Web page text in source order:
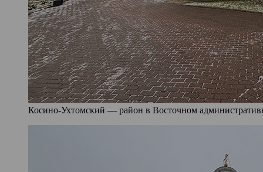
Косино-Ухтомский — район в Восточном